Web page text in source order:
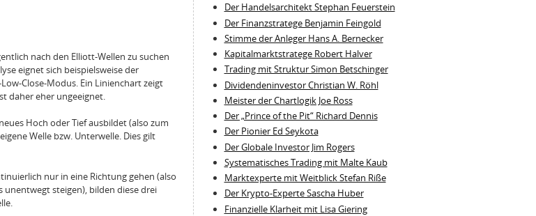
nach den Elliott-Wellen zu suchen
eignet sich beispielsweise der
Close-Modus. Ein Linienchart zeigt
daher eher ungeeignet.
Hoch oder Tief ausbildet (also zum
Welle bzw. Unterwelle. Dies gilt
nur in eine Richtung gehen (also
unentwegt steigen), bilden diese drei
Der Handelsarchitekt Stephan Feuerstein
Der Finanzstratege Benjamin Feingold
Stimme der Anleger Hans A. Bernecker
Kapitalmarktstratege Robert Halver
Trading mit Struktur Simon Betschinger
Dividendeninvestor Christian W. Röhl
Meister der Chartlogik Joe Ross
Der „Prince of the Pit“ Richard Dennis
Der Pionier Ed Seykota
Der Globale Investor Jim Rogers
Systematisches Trading mit Malte Kaub
Marktexperte mit Weitblick Stefan Riße
Der Krypto-Experte Sascha Huber
Finanzielle Klarheit mit Lisa Giering